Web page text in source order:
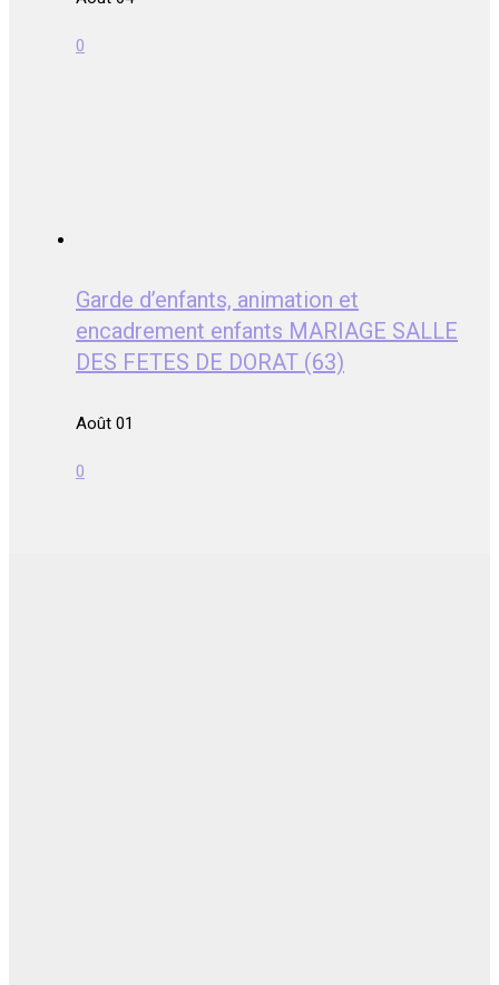
0
Garde d’enfants, animation et
encadrement enfants MARIAGE SALLE
DES FETES DE DORAT (63)
Août 01
0